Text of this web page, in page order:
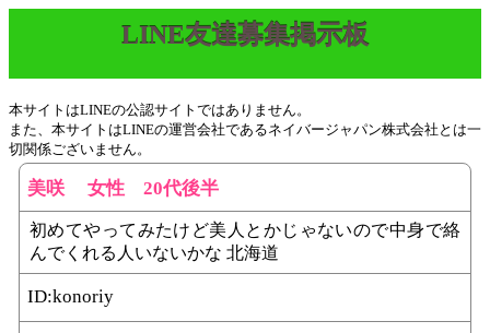
LINE友達募集掲示板
本サイトはLINEの公認サイトではありません。
また、本サイトはLINEの運営会社であるネイバージャパン株式会社とは一
切関係ございません。
美咲 女性 20代後半
初めてやってみたけど美人とかじゃないので中身で絡
んでくれる人いないかな 北海道
ID:konoriy